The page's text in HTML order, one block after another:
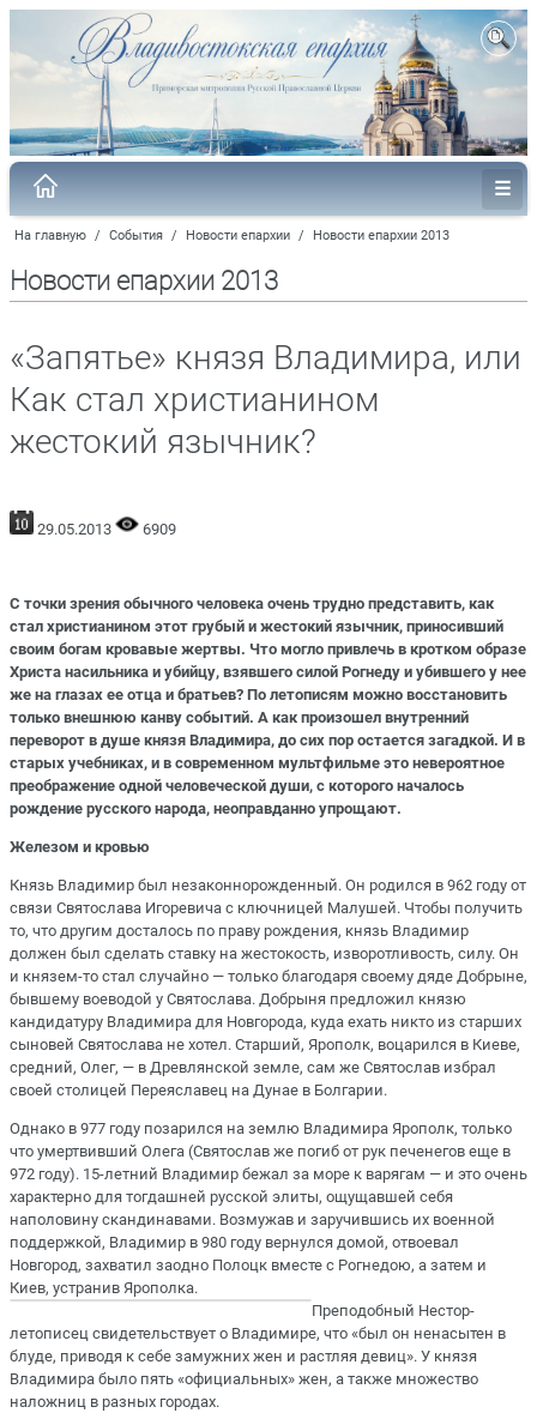
На главную / События / Новости епархии / Новости епархии 2013
Новости епархии 2013
«Запятье» князя Владимира, или
Как стал христианином
жестокий язычник?
29.05.2013 6909
С точки зрения обычного человека очень трудно представить, как
стал христианином этот грубый и жестокий язычник, приносивший
своим богам кровавые жертвы. Что могло привлечь в кротком образе
Христа насильника и убийцу, взявшего силой Рогнеду и убившего у нее
же на глазах ее отца и братьев? По летописям можно восстановить
только внешнюю канву событий. А как произошел внутренний
переворот в душе князя Владимира, до сих пор остается загадкой. И в
старых учебниках, и в современном мультфильме это невероятное
преображение одной человеческой души, с которого началось
рождение русского народа, неоправданно упрощают.
Железом и кровью
Князь Владимир был незаконнорожденный. Он родился в 962 году от
связи Святослава Игоревича с ключницей Малушей. Чтобы получить
то, что другим досталось по праву рождения, князь Владимир
должен был сделать ставку на жестокость, изворотливость, силу. Он
и князем-то стал случайно — только благодаря своему дяде Добрыне,
бывшему воеводой у Святослава. Добрыня предложил князю
кандидатуру Владимира для Новгорода, куда ехать никто из старших
сыновей Святослава не хотел. Старший, Ярополк, воцарился в Киеве,
средний, Олег, — в Древлянской земле, сам же Святослав избрал
своей столицей Переяславец на Дунае в Болгарии.
Однако в 977 году позарился на землю Владимира Ярополк, только
что умертвивший Олега (Святослав же погиб от рук печенегов еще в
972 году). 15-летний Владимир бежал за море к варягам — и это очень
характерно для тогдашней русской элиты, ощущавшей себя
наполовину скандинавами. Возмужав и заручившись их военной
поддержкой, Владимир в 980 году вернулся домой, отвоевал
Новгород, захватил заодно Полоцк вместе с Рогнедою, а затем и
Киев, устранив Ярополка.
Преподобный Нестор-
летописец свидетельствует о Владимире, что «был он ненасытен в
блуде, приводя к себе замужних жен и растляя девиц». У князя
Владимира было пять «официальных» жен, а также множество
наложниц в разных городах.